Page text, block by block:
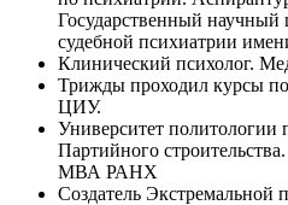
Государственный научный
судебной психиатрии
Клинический психолог.
Трижды проходил курсы
ЦИУ.
Университет
Партийного строительства.
МВА РАНХ
Создатель Экстремальной